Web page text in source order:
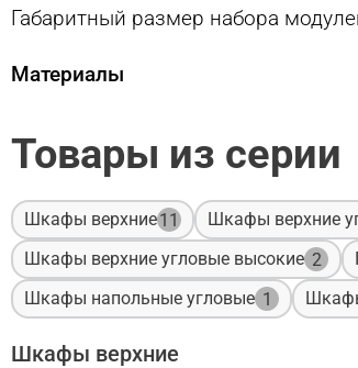
Габаритный размер набора
Материалы
Товары из серии
Шкафы верхние11 Шкафы верхние
Шкафы верхние угловые высокие 2
Шкафы напольные угловые 1
Шкафы верхние